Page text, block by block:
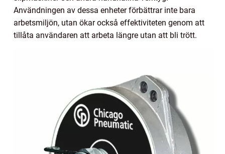
Användningen av dessa enheter förbättrar inte bara
arbetsmiljön, utan ökar också effektiviteten genom att
tillåta användaren att arbeta längre utan att bli trött.